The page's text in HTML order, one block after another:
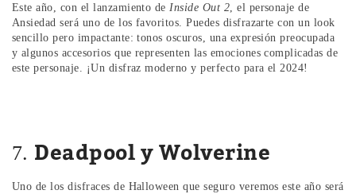
Este año, con el lanzamiento de Inside Out 2 , el personaje de
Ansiedad será uno de los favoritos. Puedes disfrazarte con un look
sencillo pero impactante: tonos oscuros, una expresión preocupada
y algunos accesorios que representen las emociones complicadas de
este personaje. ¡Un disfraz moderno y perfecto para el 2024!
7. Deadpool y Wolverine
Uno de los disfraces de Halloween que seguro veremos este año será